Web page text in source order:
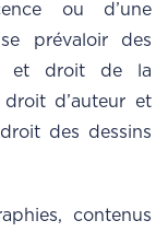
ou d’une
prévaloir des
et droit de la
d’auteur et
des dessins
contenus